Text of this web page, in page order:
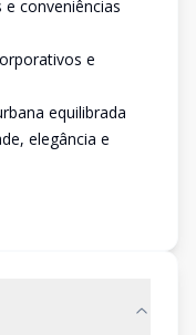
conveniências
e
equilibrada
elegância e